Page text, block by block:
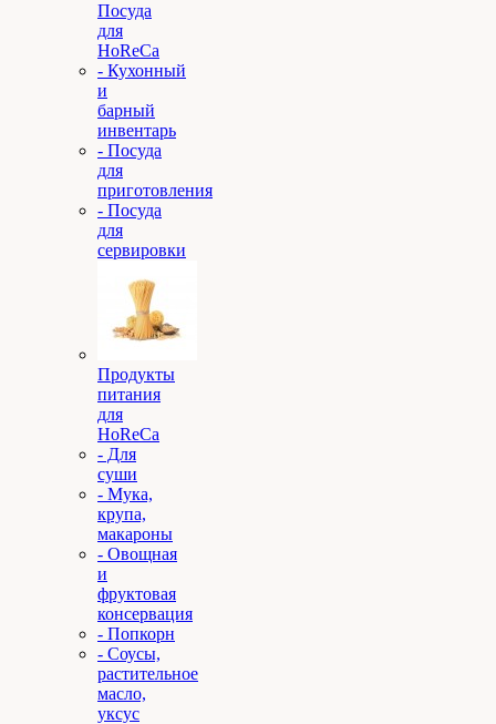
Посуда
для
HoReCa
- Кухонный
и
барный
инвентарь
- Посуда
для
приготовления
- Посуда
для
сервировки
Продукты
питания
для
HoReCa
- Для
суши
- Мука,
крупа,
макароны
- Овощная
и
фруктовая
консервация
- Попкорн
- Соусы,
растительное
масло,
уксус